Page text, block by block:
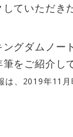
ていただき
グダムノー
をご紹介し
、2019年11月